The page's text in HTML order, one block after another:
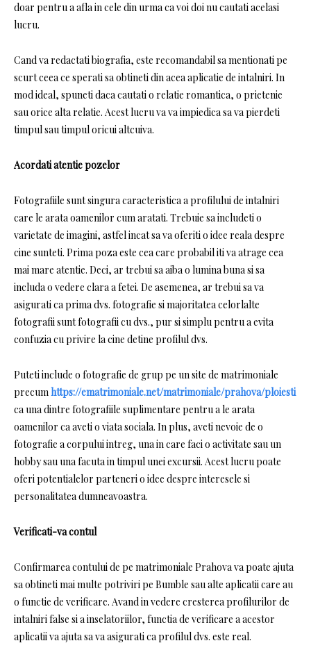
doar pentru a afla in cele din urma ca voi doi nu cautati acelasi
lucru.
Cand va redactati biografia, este recomandabil sa mentionati pe
scurt ceea ce sperati sa obtineti din acea aplicatie de intalniri. In
mod ideal, spuneti daca cautati o relatie romantica, o prietenie
sau orice alta relatie. Acest lucru va va impiedica sa va pierdeti
timpul sau timpul oricui altcuiva.
Acordati atentie pozelor
Fotografiile sunt singura caracteristica a profilului de intalniri
care le arata oamenilor cum aratati. Trebuie sa includeti o
varietate de imagini, astfel incat sa va oferiti o idee reala despre
cine sunteti. Prima poza este cea care probabil iti va atrage cea
mai mare atentie. Deci, ar trebui sa aiba o lumina buna si sa
includa o vedere clara a fetei. De asemenea, ar trebui sa va
asigurati ca prima dvs. fotografie si majoritatea celorlalte
fotografii sunt fotografii cu dvs., pur si simplu pentru a evita
confuzia cu privire la cine detine profilul dvs.
Puteti include o fotografie de grup pe un site de matrimoniale
precumhttps://ematrimoniale.net/matrimoniale/prahova/ploiesti
ca una dintre fotografiile suplimentare pentru a le arata
oamenilor ca aveti o viata sociala. In plus, aveti nevoie de o
fotografie a corpului intreg, una in care faci o activitate sau un
hobby sau una facuta in timpul unei excursii. Acest lucru poate
oferi potentialelor parteneri o idee despre interesele si
personalitatea dumneavoastra.
Verificati-va contul
Confirmarea contului de pe matrimoniale Prahova va poate ajuta
sa obtineti mai multe potriviri pe Bumble sau alte aplicatii care au
o functie de verificare. Avand in vedere cresterea profilurilor de
intalniri false si a inselatoriilor, functia de verificare a acestor
aplicatii va ajuta sa va asigurati ca profilul dvs. este real.